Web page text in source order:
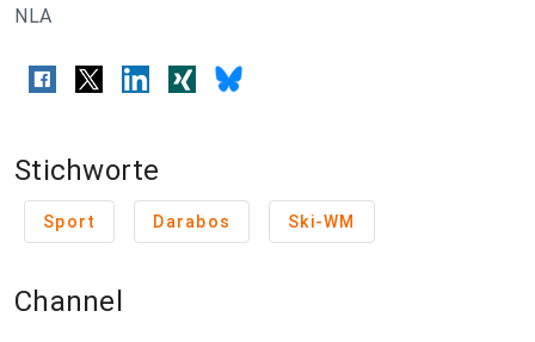
NLA
Stichworte
Sport Darabos Ski-WM
Channel